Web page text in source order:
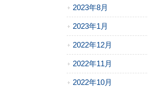
2023年8月
2023年1月
2022年12月
2022年11月
2022年10月